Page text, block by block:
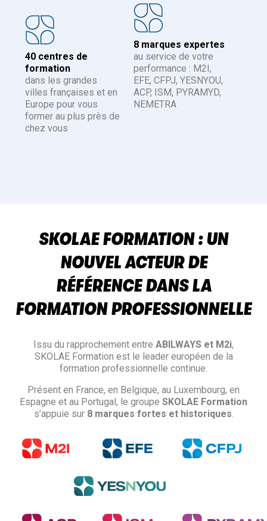
40 centres de
formation
dans les grandes
villes françaises et en
Europe pour vous
former au plus près de
chez vous
8 marques expertes
au service de votre
performance : M2I,
EFE, CFPJ, YESNYOU,
ACP, ISM, PYRAMYD,
NEMETRA
SKOLAE FORMATION : UN
NOUVEL ACTEUR DE
RÉFÉRENCE DANS LA
FORMATION PROFESSIONNELLE
Issu du rapprochement entre ABILWAYS et M2i,
SKOLAE Formation est le leader européen de la
formation professionnelle continue.
Présent en France, en Belgique, au Luxembourg, en
Espagne et au Portugal, le groupe SKOLAE Formation
s’appuie sur 8 marques fortes et historiques